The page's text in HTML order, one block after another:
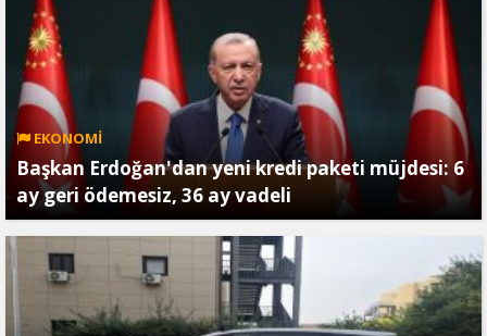
EKONOMİ
Başkan Erdoğan'dan yeni kredi paketi müjdesi: 6
ay geri ödemesiz, 36 ay vadeli